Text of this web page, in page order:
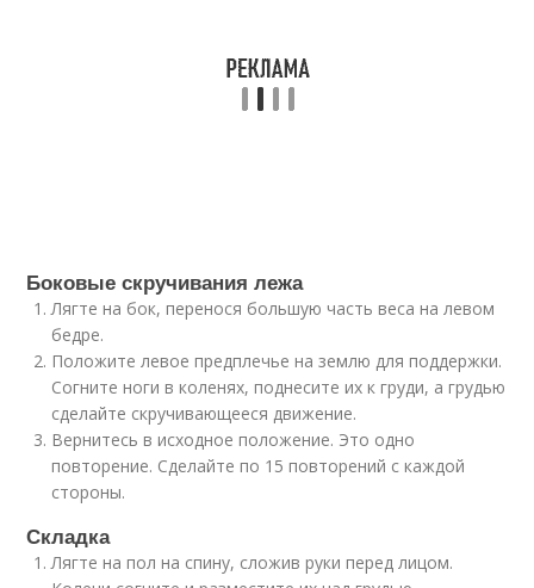
Боковые скручивания лежа
Лягте на бок, перенося большую часть веса на левом
бедре.
Положите левое предплечье на землю для поддержки.
Согните ноги в коленях, поднесите их к груди, а грудью
сделайте скручивающееся движение.
Вернитесь в исходное положение. Это одно
повторение. Сделайте по 15 повторений с каждой
стороны.
Складка
Лягте на пол на спину, сложив руки перед лицом.